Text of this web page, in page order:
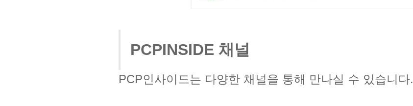
PCPINSIDE 채널
PCP인사이드는 다양한 채널을 통해 만나실 수 있습니다.